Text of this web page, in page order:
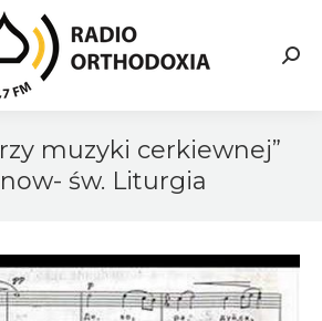
muzyki cerkiewnej”
św. Liturgia